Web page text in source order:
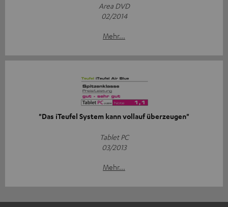
Area DVD
02/2014
Mehr...
"Das iTeufel System kann vollauf überzeugen"
Tablet PC
03/2013
Mehr...